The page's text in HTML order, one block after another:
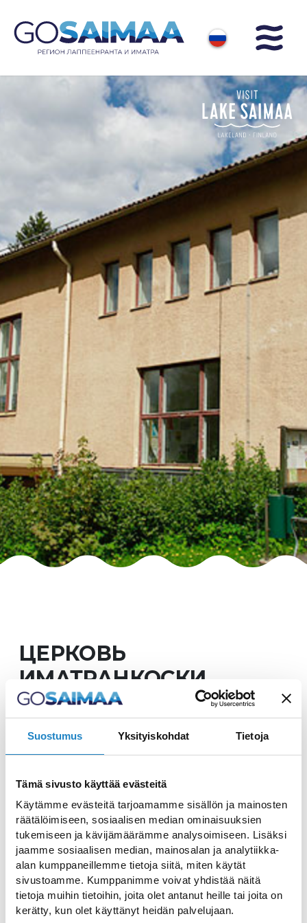
Suostumus Yksityiskohdat Tietoja
Tämä sivusto käyttää evästeitä
Käytämme evästeitä tarjoamamme sisällön ja mainosten
räätälöimiseen, sosiaalisen median ominaisuuksien
tukemiseen ja kävijämäärämme analysoimiseen. Lisäksi
jaamme sosiaalisen median, mainosalan ja analytiikka-
alan kumppaneillemme tietoja siitä, miten käytät
sivustoamme. Kumppanimme voivat yhdistää näitä
tietoja muihin tietoihin, joita olet antanut heille tai joita on
kerätty, kun olet käyttänyt heidän palvelujaan.
ЦЕРКОВЬ
ИМАТРАНКОСКИ
1950-х годах
Церковь Иматранкоски была достроена в
1954 году и освящена 31.10.1954. Здание
было спроектировано архитектором
Алексисом Линдквистом. В церкви,
помимо прочего, хранится бывший